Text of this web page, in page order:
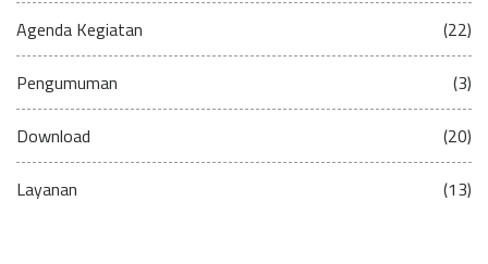
Agenda Kegiatan (22)
Pengumuman (3)
Download (20)
Layanan (13)